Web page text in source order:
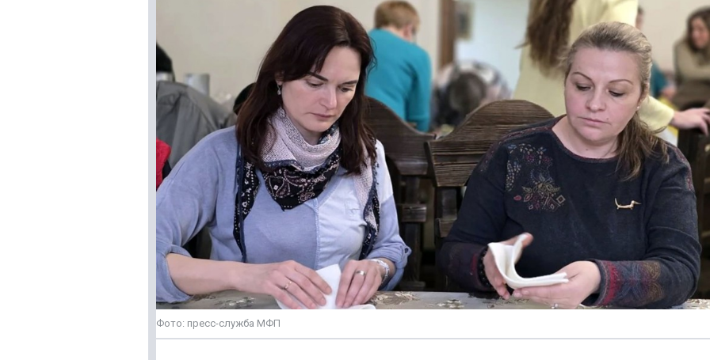
Фото: пресс-служба МФП